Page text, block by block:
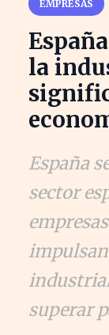
EMPRESAS
la
España
sector
superar